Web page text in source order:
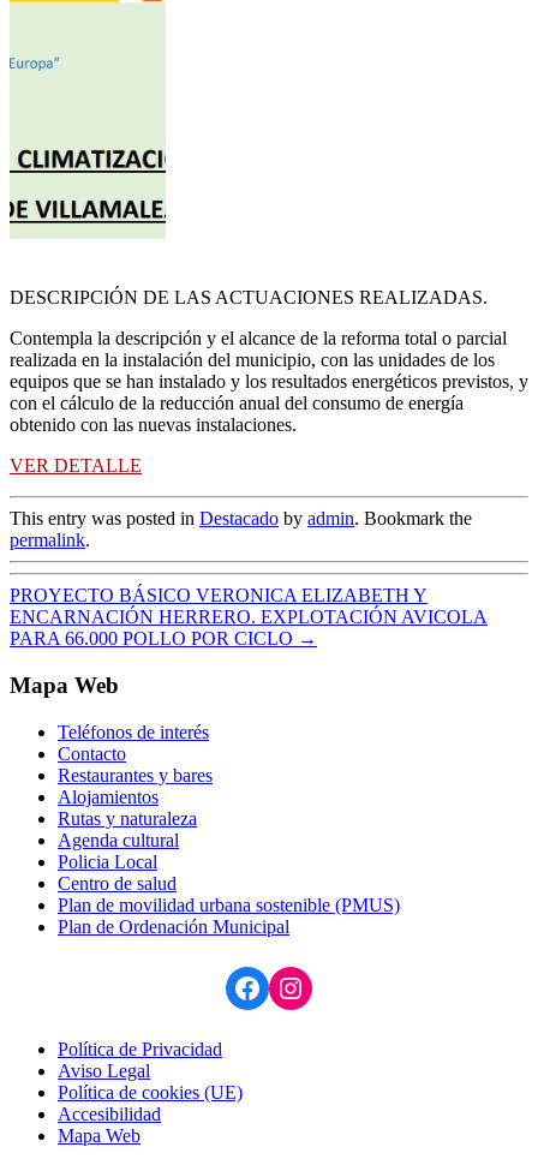
DESCRIPCIÓN DE LAS ACTUACIONES REALIZADAS.
Contempla la descripción y el alcance de la reforma total o parcial
realizada en la instalación del municipio, con las unidades de los
equipos que se han instalado y los resultados energéticos previstos, y
con el cálculo de la reducción anual del consumo de energía
obtenido con las nuevas instalaciones.
VER DETALLE
This entry was posted in Destacado by admin. Bookmark the
permalink.
PROYECTO BÁSICO VERONICA ELIZABETH Y
ENCARNACIÓN HERRERO. EXPLOTACIÓN AVICOLA
PARA 66.000 POLLO POR CICLO →
Mapa Web
Teléfonos de interés
Contacto
Restaurantes y bares
Alojamientos
Rutas y naturaleza
Agenda cultural
Policia Local
Centro de salud
Plan de movilidad urbana sostenible (PMUS)
Plan de Ordenación Municipal
FacebookInstagram
Política de Privacidad
Aviso Legal
Política de cookies (UE)
Accesibilidad
Mapa Web